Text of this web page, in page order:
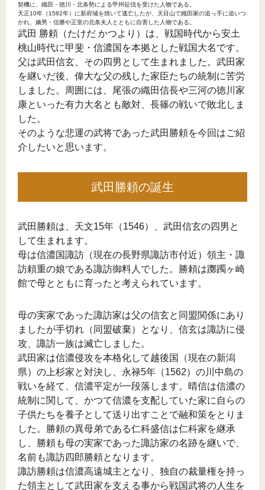
契機に、織田・徳川・北条勢による甲州征伐を受けた人物である。
天正10年（1582年）に新府城を焼いて逃亡したが、天目山で織田家の追っ手に追いつ
かれ、嫡男・信勝や正室の北条夫人とともに自害した人物である。
武田 勝頼（たけだ かつより）は、戦国時代から安土
桃山時代に甲斐・信濃国を本拠とした戦国大名です。
父は武田信玄、その四男として生まれました。武田家
を継いだ後、偉大な父の残した家臣たちの統制に苦労
しました。周囲には、尾張の織田信長や三河の徳川家
康といった有力大名とも敵対、長篠の戦いで敗北しま
した。
そのような悲運の武将であった武田勝頼を今回はご紹
介したいと思います。
武田勝頼の誕生
武田勝頼は、天文15年（1546）、武田信玄の四男と
して生まれます。
母は信濃国諏訪（現在の長野県諏訪市付近）領主・諏
訪頼重の娘である諏訪御料人でした。勝頼は躑躅ヶ崎
館で母とともに育ったと考えられています。
母の実家であった諏訪家は父の信玄と同盟関係にあり
ましたが手切れ（同盟破棄）となり、信玄は諏訪に侵
攻、諏訪一族は滅亡しました。
武田家は信濃侵攻を本格化して越後国（現在の新潟
県）の上杉家と対決し、永禄5年（1562）の川中島の
戦いを経て、信濃平定が一段落します。晴信は信濃の
統制に関して、かつて信濃を支配していた家に自らの
子供たちを養子として送り出すことで融和策をとりま
した。勝頼の異母弟である仁科盛信は仁科家を継承
し、勝頼も母の実家であった諏訪家の名跡を継いで、
名前も諏訪四郎勝頼となります。
諏訪勝頼は信濃高遠城主となり、独自の裁量権を持っ
た領主として武田家を支える事から戦国武将の人生を